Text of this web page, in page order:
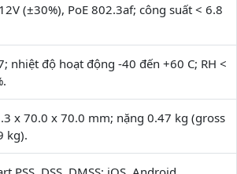
(±30%), PoE 802.3af; công suất < 6.8
nhiệt độ hoạt động -40 đến +60 C; RH <
x 70.0 x 70.0 mm; nặng 0.47 kg (gross
kg).